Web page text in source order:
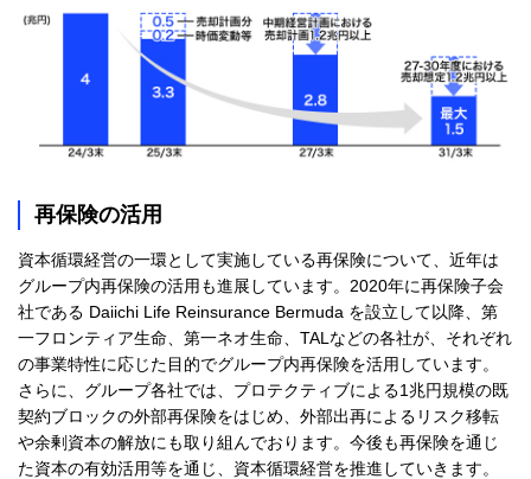
再保険の活用
資本循環経営の一環として実施している再保険について、近年は
グループ内再保険の活用も進展しています。2020年に再保険子会
社である Daiichi Life Reinsurance Bermuda を設立して以降、第
一フロンティア生命、第一ネオ生命、TALなどの各社が、それぞれ
の事業特性に応じた目的でグループ内再保険を活用しています。
さらに、グループ各社では、プロテクティブによる1兆円規模の既
契約ブロックの外部再保険をはじめ、外部出再によるリスク移転
や余剰資本の解放にも取り組んでおります。今後も再保険を通じ
た資本の有効活用等を通じ、資本循環経営を推進していきます。